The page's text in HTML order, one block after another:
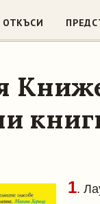
ОТКЪСИ
1.